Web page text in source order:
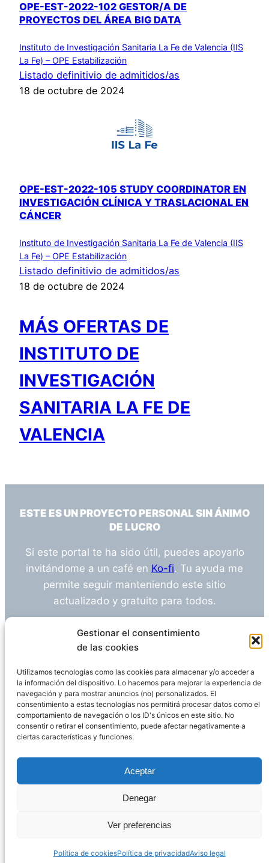
Gestionar el consentimiento
de las cookies
Utilizamos tecnologías como las cookies para almacenar y/o acceder a
la información del dispositivo. Lo hacemos para mejorar la experiencia de
navegación y para mostrar anuncios (no) personalizados. El
consentimiento a estas tecnologías nos permitirá procesar datos como el
comportamiento de navegación o los ID's únicos en este sitio. No
consentir o retirar el consentimiento, puede afectar negativamente a
ciertas características y funciones.
Aceptar
Denegar
Ver preferencias
Política de cookiesPolítica de privacidadAviso legal
OPE-EST-2022-102 GESTOR/A DE
PROYECTOS DEL ÁREA BIG DATA
Instituto de Investigación Sanitaria La Fe de Valencia (IIS
La Fe) – OPE Estabilización
Listado definitivio de admitidos/as
18 de octubre de 2024
OPE-EST-2022-105 STUDY COORDINATOR EN
INVESTIGACIÓN CLÍNICA Y TRASLACIONAL EN
CÁNCER
Instituto de Investigación Sanitaria La Fe de Valencia (IIS
La Fe) – OPE Estabilización
Listado definitivio de admitidos/as
18 de octubre de 2024
MÁS OFERTAS DE
INSTITUTO DE
INVESTIGACIÓN
SANITARIA LA FE DE
VALENCIA
ESTE ES UN PROYECTO PERSONAL SIN ÁNIMO
DE LUCRO
Si este portal te ha sido útil, puedes apoyarlo
invitándome a un café en Ko-fi. Tu ayuda me
permite seguir manteniendo este sitio
actualizado y gratuito para todos.
¿Tienes alguna duda o sugerencia? Escríbeme
info@empleosanitarioinvestigacion.es
Descargo de Responsabilidad
Declaración de Privacidad Política de cookies
WordPress
Página administrada por Javier Ripoll
PHP Code SnippetsPowered By :XYZScripts.com